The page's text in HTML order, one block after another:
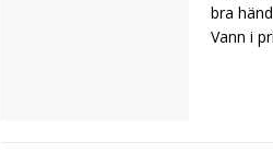
bra
Vann i